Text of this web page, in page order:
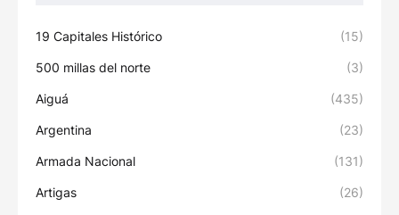
19 Capitales Histórico (15)
500 millas del norte (3)
Aiguá (435)
Argentina (23)
Armada Nacional (131)
Artigas (26)